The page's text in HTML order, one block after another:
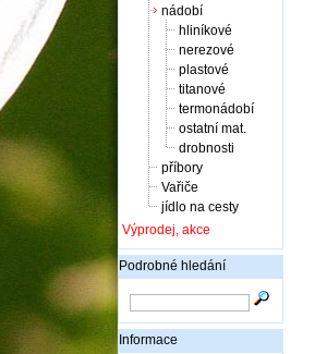
nádobí
hliníkové
nerezové
plastové
titanové
termonádobí
ostatní mat.
drobnosti
příbory
Vařiče
jídlo na cesty
Výprodej, akce
Podrobné hledání
Informace